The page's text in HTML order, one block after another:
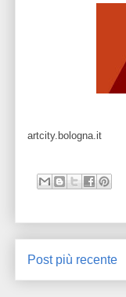
artcity.bologna.it
Post più recente